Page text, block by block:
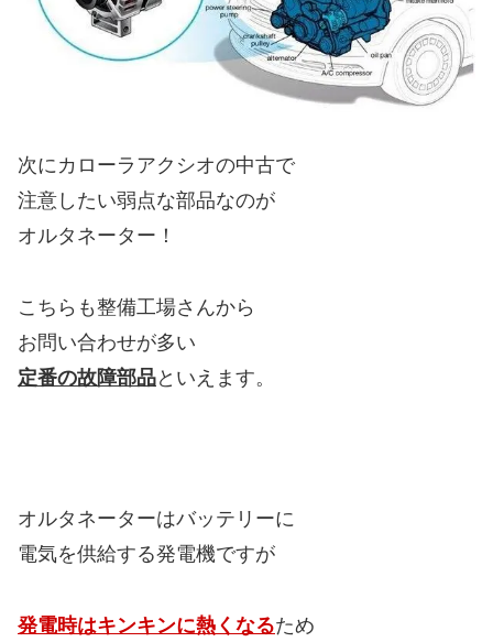
次にカローラアクシオの中古で
注意したい弱点な部品なのが
オルタネーター！
こちらも整備工場さんから
お問い合わせが多い
定番の故障部品といえます。
オルタネーターはバッテリーに
電気を供給する発電機ですが
発電時はキンキンに熱くなるため